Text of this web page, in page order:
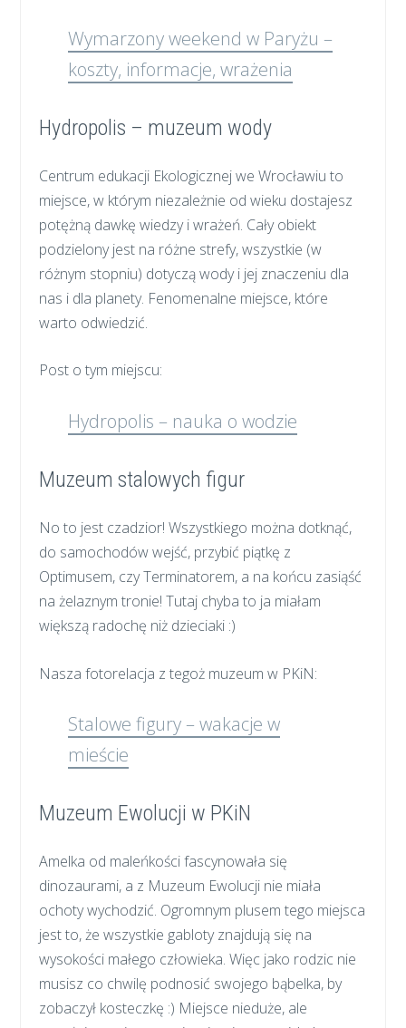
Wymarzony weekend w Paryżu –
koszty, informacje, wrażenia
Hydropolis – muzeum wody
Centrum edukacji Ekologicznej we Wrocławiu to
miejsce, w którym niezależnie od wieku dostajesz
potężną dawkę wiedzy i wrażeń. Cały obiekt
podzielony jest na różne strefy, wszystkie (w
różnym stopniu) dotyczą wody i jej znaczeniu dla
nas i dla planety. Fenomenalne miejsce, które
warto odwiedzić.
Post o tym miejscu:
Hydropolis – nauka o wodzie
Muzeum stalowych figur
No to jest czadzior! Wszystkiego można dotknąć,
do samochodów wejść, przybić piątkę z
Optimusem, czy Terminatorem, a na końcu zasiąść
na żelaznym tronie! Tutaj chyba to ja miałam
większą radochę niż dzieciaki :)
Nasza fotorelacja z tegoż muzeum w PKiN:
Stalowe figury – wakacje w
mieście
Muzeum Ewolucji w PKiN
Amelka od maleńkości fascynowała się
dinozaurami, a z Muzeum Ewolucji nie miała
ochoty wychodzić. Ogromnym plusem tego miejsca
jest to, że wszystkie gabloty znajdują się na
wysokości małego człowieka. Więc jako rodzic nie
musisz co chwilę podnosić swojego bąbelka, by
zobaczył kosteczkę :) Miejsce nieduże, ale